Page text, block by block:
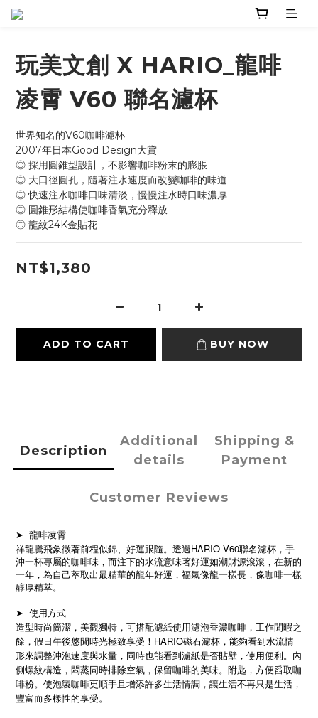
玩美文創 X HARIO_龍啡
凌霄 V60 聯名濾杯
世界知名的V60咖啡濾杯
2007年日本Good Design大賞
◎ 採用圓錐型設計，不影響咖啡粉末的膨脹
◎ 大口徑圓孔，隨著注水速度而改變咖啡的味道
◎ 快速注水咖啡口味清淡，慢慢注水時口味濃厚
◎ 圓錐形結構使咖啡香氣充分釋放
◎ 龍紋24K金貼花
NT$1,380
ADD TO CART BUY NOW
Description
Additional
details
Shipping &
Payment
Customer Reviews
➤ 龍啡凌霄
祥龍騰飛象徵著前程似錦、好運跟隨。透過HARIO V60聯名濾杯，手
沖一杯專屬的咖啡味，而注下的水流意味著好運如潮財源滾滾，在新的
一年，為自己萃取出最精華的龍年好運，福氣像龍一樣長，像咖啡一樣
醇厚精萃。
➤ 使用方式
造型時尚簡潔，美觀獨特，可搭配濾紙使用濾泡香濃咖啡，工作閒暇之
餘，假日午後悠閒時光極致享受！HARIO磁石濾杯，能夠看到水流情
形來調整沖泡速度與水量，同時也能看到濾紙是否貼壁，使用便利。內
側螺紋構造，悶蒸同時排除空氣，保留咖啡的美味。附匙，方便舀取咖
啡粉。使泡製咖啡更順手且增添許多生活情調，讓生活不再只是生活，
豐富而多樣性的享受。